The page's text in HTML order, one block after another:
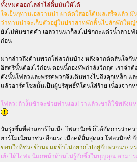
ทั้งหมดออกไล่ล่าไล่ตื้บมันให้ได้
ใจเย็นๆท่านเอลวานน่า ผ่าตัดใส่ออโต้เมลเสร็จแล้ว
ว่าท่านน่าจะเก็บตัวอยู่ในปราสาทพักฟื้นไปสักพักใหญ่
ยังไม่ทันขาดคำ เอลวานน่าก็ลงไปชักกะแด่วน้ำลาย
ก่อน
มากล่าวถึงด้านพวกโฟลวกันบ้าง หลังจากตัดสินใจกั
อิสตรีนั้นต้องไว้ก่อน ตอนนี้กองทัพกำลังวิกฤต เราจำ
ดังนั้นโฟลวและพรรคพวกจึงเดินทางไปถึงคุกเหล็ก แ
แล้วอาร์คโซลนั้นเป็นผู้บริสุทธิ์ที่โดนใส่ร้าย เนื่องจา
โฟลว: ถ้างั้นข้าจะช่วยท่านเอง! ว่าแล้วเขาก็ใช้พลังแ
วันรุ่งขึ้นที่ศาลฮาร์โมเนีย โฟลวนิกซ์ ก็ได้จัดการว่า
ฮาร์โมเนียมาช่วยอีกแรง เมื่อคดีสิ้นสุดลง โฟลวนิก
ขอบใจที่ช่วยข้านะ แต่ข้าไม่อยากไปอยู่กับพวกนายห
เฮ้ยได้ไงฟะ นี่แกหน้าด้านไม่รู้จักซึ้งในบุญคุณ ตามประ